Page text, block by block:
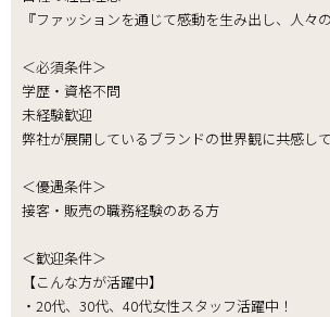
『ファッションを通じて感動を生み出し、人々
＜必須条件＞
学歴・資格不問
未経験歓迎
弊社が展開しているブランドの世界観に共感し
＜優遇条件＞
接客・販売の職務経験のある方
＜歓迎条件＞
【こんな方が活躍中】
・20代、30代、40代女性スタッフ活躍中！